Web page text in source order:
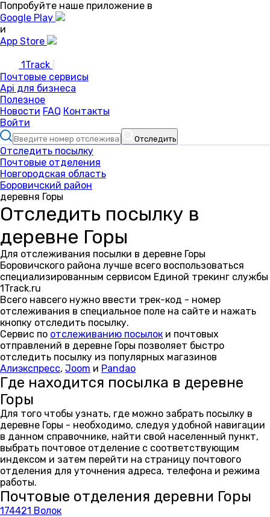
Попробуйте наше приложение в
Google Play
и
App Store
1Track
Почтовые сервисы
Api для бизнеса
Полезное
Новости FAQ Контакты
Войти
Отследить
Отследить посылку
Почтовые отделения
Новгородская область
Боровичский район
деревня Горы
Отследить посылку в
деревне Горы
Для отслеживания посылки в деревне Горы
Боровичского района лучше всего воспользоваться
специализированным сервисом Единой трекинг службы
1Track.ru
Всего навсего нужно ввести трек-код - номер
отслеживания в специальное поле на сайте и нажать
кнопку отследить посылку.
Сервис по отслеживанию посылок и почтовых
отправлений в деревне Горы позволяет быстро
отследить посылку из популярных магазинов
Алиэкспресс, Joom и Pandao
Где находится посылка в деревне
Горы
Для того чтобы узнать, где можно забрать посылку в
деревне Горы - необходимо, следуя удобной навигации
в данном справочнике, найти свой населенный пункт,
выбрать почтовое отделение с соответствующим
индексом и затем перейти на страницу почтового
отделения для уточнения адреса, телефона и режима
работы.
Почтовые отделения деревни Горы
174421 Волок